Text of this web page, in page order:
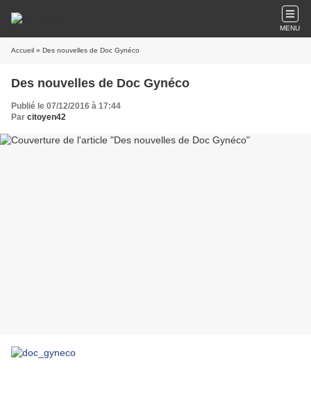
MENU
Accueil » Des nouvelles de Doc Gynéco
Des nouvelles de Doc Gynéco
Publié le 07/12/2016 à 17:44
Par citoyen42